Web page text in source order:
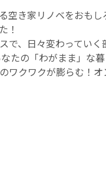
き家リノベをおもし
！
で、日々変わってい
たの「わがまま」な
ワクワクが膨らむ！